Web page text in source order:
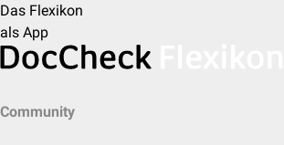
Das Flexikon
als App
Community